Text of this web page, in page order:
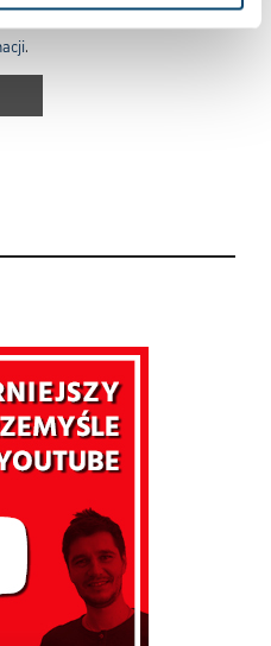
z udzieleniem odpowiedzi na
.